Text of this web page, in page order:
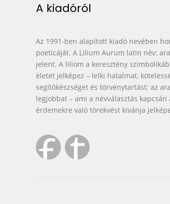
A kiadóról
Az 1991-ben alapított kiadó nevében
poeticáját. A Lilium Aurum latin név:
jelent. A liliom a keresztény
életet jelképez – lelki hatalmat,
segítőkészséget és törvénytartást; az
legjobbat – ami a névválasztás kapcsán
érdemekre való törekvést kívánja